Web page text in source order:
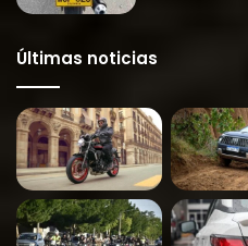
Últimas noticias